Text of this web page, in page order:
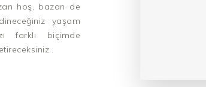
hoş, bazan de
yaşam
farklı biçimde